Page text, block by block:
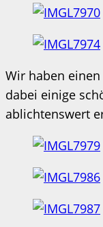
Wir haben
dabei einige
ablichtenswert